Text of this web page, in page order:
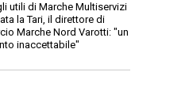
utili di Marche Multiservizi
la Tari, il direttore di
Marche Nord Varotti: "un
inaccettabile"